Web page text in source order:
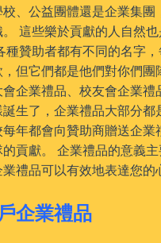
、公益團體還是企業集團
這些樂於貢獻的人自然
種贊助者都有不同的名字
但它們都是他們對你們團
企業禮品、校友會企業禮
生了，企業禮品大部分都
年都會向贊助商贈送企業
貢獻。 企業禮品的意義
禮品可以有效地表達您的
企業禮品